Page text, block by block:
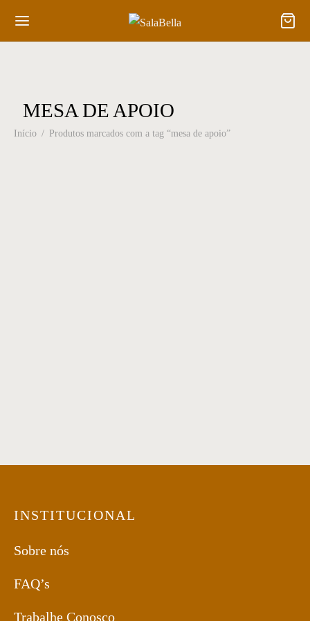
MESA DE APOIO
Início / Produtos marcados com a tag “mesa de apoio”
INSTITUCIONAL
Sobre nós
FAQ’s
Trabalhe Conosco